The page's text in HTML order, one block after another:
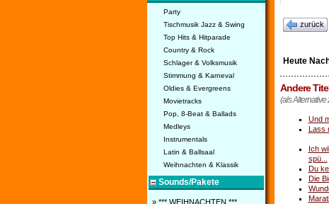
Party
Tischmusik Jazz & Swing
Top Hits & Hitparade
Country & Rock
Schlager & Volksmusik
Stimmung & Karneval
Oldies & Evergreens
Movietracks
Pop, 8-Beat & Ballads
Medleys
Instrumentals
Latin & Ballsaal
Weihnachten & Klassik
Sounds/Pakete
» *** WEIHNACHTEN ***
zurück
Heute
Andere
(als Alternative
Und
Lass
Ich
spü...
Du
Die